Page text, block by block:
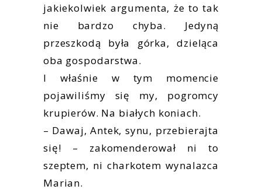
jakiekolwiek argumenta, że to tak
nie bardzo chyba. Jedyną
przeszkodą była górka, dzieląca
oba gospodarstwa.
I właśnie w tym momencie
pojawiliśmy się my, pogromcy
krupierów. Na białych koniach.
– Dawaj, Antek, synu, przebierajta
się! – zakomenderował ni to
szeptem, ni charkotem wynalazca
Marian.